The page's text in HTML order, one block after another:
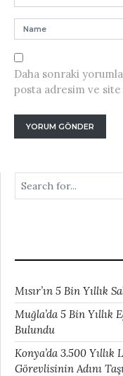
Daha sonraki
posta adresim ve site
Mısır’ın 5 Bin Yıllık
Muğla’da 5 Bin
Bulundu
Konya’da 3.500
Görevlisinin Adını